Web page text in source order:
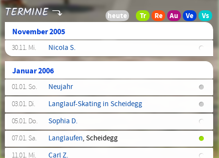
TERMINE
November 2005
30.11. Mi. Nicola S.
Januar 2006
01.01. So.
Neujahr
03.01. Di.
Langlauf-Skating in Scheidegg
05.01. Do.
Sophia D.
07.01. Sa.
Langlaufen, Scheidegg
11.01. Mi.
Carl Z.